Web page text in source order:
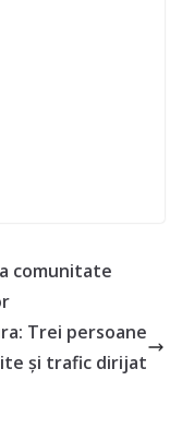
comunitate
Trei persoane
și trafic dirijat